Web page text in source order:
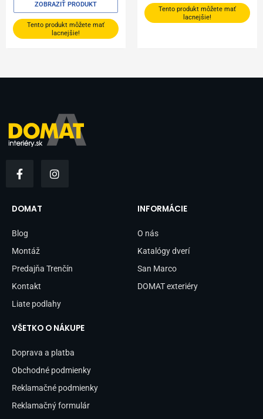
Tento produkt môžete mať
lacnejšie!
ZOBRAZIŤ PRODUKT
Tento produkt môžete mať
lacnejšie!
a
b
o
k
-
n
DOMAT
Blog
Montáž
Predajňa Trenčín
Kontakt
Liate podlahy
INFORMÁCIE
O nás
Katalógy dverí
San Marco
DOMAT exteriéry
VŠETKO O NÁKUPE
Doprava a platba
Obchodné podmienky
Reklamačné podmienky
Reklamačný formulár